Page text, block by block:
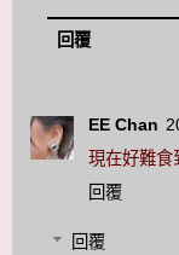
回覆
EE Chan
現在好難食
回覆
回覆